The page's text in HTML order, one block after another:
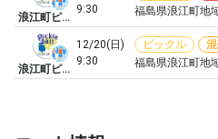
浪江町ピックルボール協会
9:30
福島県浪江町地
浪江町ピックルボール協会
12/20(日)
9:30
ピックル
福島県浪江町地